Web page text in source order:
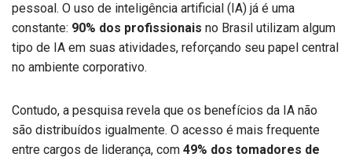
pessoal. O uso de inteligência artificial (IA) já é uma
constante: 90% dos profissionais no Brasil utilizam algum
tipo de IA em suas atividades, reforçando seu papel central
no ambiente corporativo.
Contudo, a pesquisa revela que os benefícios da IA não
são distribuídos igualmente. O acesso é mais frequente
entre cargos de liderança, com 49% dos tomadores de